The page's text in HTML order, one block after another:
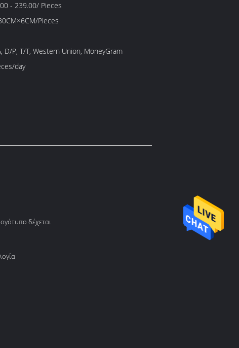
- 239.00/ Pieces
Pieces
D/P, T/T, Western Union, MoneyGram
day
δέχεται